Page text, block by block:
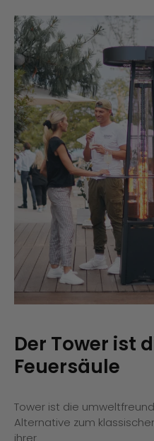
Der Tower ist
Feuersäule
Tower ist die
Alternative zum
ihrer